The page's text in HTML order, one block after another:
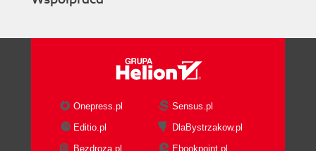
Onepress.pl
Sensus.pl
Editio.pl
DlaBystrzakow.pl
Bezdroza.pl
Ebookpoint.pl